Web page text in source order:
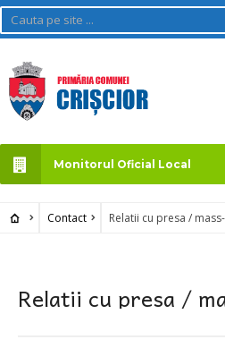
Monitorul Oficial Local
Contact Relatii cu presa /
Relatii cu presa /